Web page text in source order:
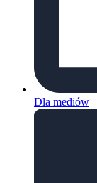
Dla mediów